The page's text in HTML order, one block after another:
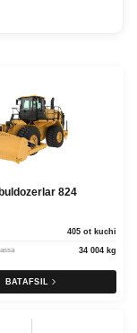
824
405 ot kuchi
34 004 kg
BATAFSIL